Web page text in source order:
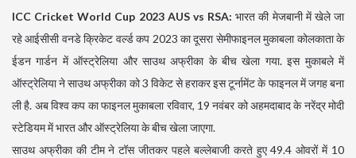
ICC Cricket World Cup 2023 AUS vs RSA:भारत की मेजबानी में खेले जा
रहे आईसीसी वनडे क्रिकेट वर्ल्ड कप 2023 का दूसरा सेमीफाइनल मुकाबला कोलकाता के
ईडन गार्डन में ऑस्ट्रेलिया और साउथ अफ्रीका के बीच खेला गया. इस मुकाबले में
ऑस्ट्रेलिया ने साउथ अफ्रीका को 3 विकेट से हराकर इस टूर्नामेंट के फाइनल में जगह बना
ली है. अब विश्व कप का फाइनल मुकाबला रविवार, 19 नवंबर को अहमदाबाद के नरेंद्र मोदी
स्टेडियम में भारत और ऑस्ट्रेलिया के बीच खेला जाएगा.
साउथ अफ्रीका की टीम ने टॉस जीतकर पहले बल्लेबाजी करते हुए 49.4 ओवरों में 10